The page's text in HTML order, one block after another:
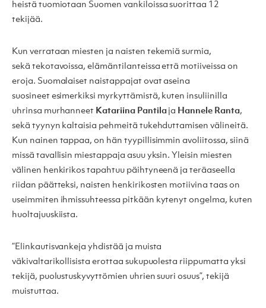
heistä tuomiotaan Suomen vankiloissa suorittaa 12
tekijää.
Kun verrataan miesten ja naisten tekemiä surmia,
sekä tekotavoissa, elämäntilanteissa että motiiveissa on
eroja. Suomalaiset naistappajat ovat aseina
suosineet esimerkiksi myrkyttämistä, kuten insuliinilla
uhrinsa murhanneet Katariina Pantilaja Hannele Ranta,
sekä tyynyn kaltaisia pehmeitä tukehduttamisen välineitä.
Kun nainen tappaa, on hän tyypillisimmin avoliitossa, siinä
missä tavallisin miestappaja asuu yksin. Yleisin miesten
välinen henkirikos tapahtuu päihtyneenä ja teräaseella
riidan päätteksi, naisten henkirikosten motiivina taas on
useimmiten ihmissuhteessa pitkään kytenyt ongelma, kuten
huoltajuuskiista.
“Elinkautisvankeja yhdistää ja muista
väkivaltarikollisista erottaa sukupuolesta riippumatta yksi
tekijä, puolustuskyvyttömien uhrien suuri osuus”, tekijä
muistuttaa.